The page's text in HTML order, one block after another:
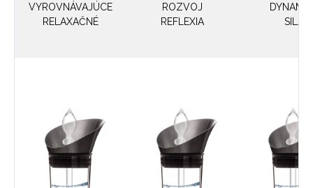
VYROVNÁVAJÚCE
RELAXAČNÉ
ROZVOJ
REFLEXIA
SILA